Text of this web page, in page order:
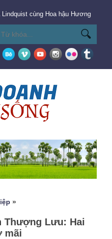
Lindquist cùng Hoa hậu Hương
»
Thượng Lưu: Hai
mãi